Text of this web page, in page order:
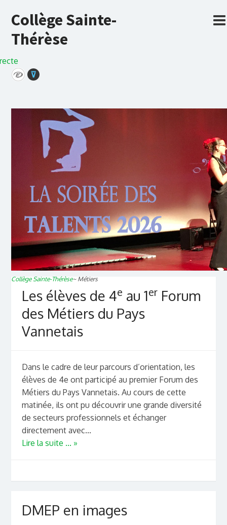
Collège Sainte-
Thérèse
⊽
Collège Sainte-Thérèse~ Métiers
Les élèves de 4e au 1erForum
des Métiers du Pays
Vannetais
Dans le cadre de leur parcours d’orientation, les
élèves de 4e ont participé au premier Forum des
Métiers du Pays Vannetais. Au cours de cette
matinée, ils ont pu découvrir une grande diversité
de secteurs professionnels et échanger
directement avec...
Lire la suite ... »
DMEP en images